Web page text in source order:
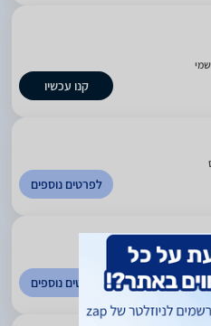
קנו עכשיו
לפרטים נוספים
לפרטים נוספים